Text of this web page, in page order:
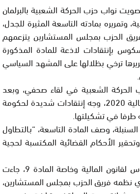
نواب حزب الحركة الشعبية بالبرلمان
وتمريره بمادته التاسعة المثيرة للجدل،
الحزب بمجلس المستشارين يتزعمهم
بإنتقادات لاذعة للمادة المذكورة
ترخي بظلالها على المشهد السياسي
الشعبية في لقاء صحفي، وبعد
التصويت على قانون المالية 2020، وجه إنتقادات شديدة لحكومة
طرفا في تشكيلتها.
وصف المادة التاسعة، “بـالتطاول
الأحكام القضائية المكتسبة لحجية
انتقادات الحركي كسكوس لقانون المالية وخاصة المادة 9، جاءت
نظمه فريق الحزب بمجلس المستشارين،